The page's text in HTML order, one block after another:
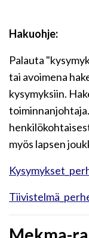
Hakuohje:
Palauta
tai avoimena
kysymyksiin.
myös lapsen